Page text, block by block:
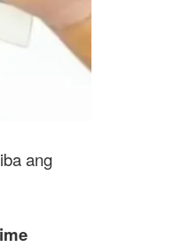
ang